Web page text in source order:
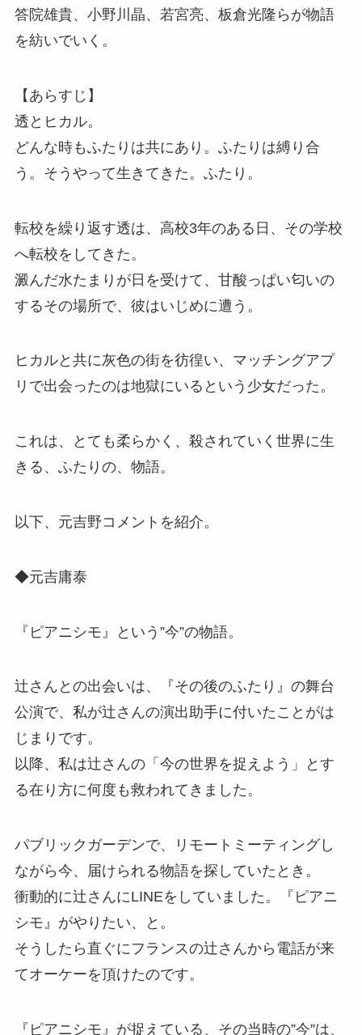
答院雄貴、小野川晶、若宮亮、板倉光隆らが物語
を紡いでいく。
【あらすじ】
透とヒカル。
どんな時もふたりは共にあり。ふたりは縛り合
う。そうやって生きてきた。ふたり。
転校を繰り返す透は、高校3年のある日、その学校
へ転校をしてきた。
澱んだ水たまりが日を受けて、甘酸っぱい匂いの
するその場所で、彼はいじめに遭う。
ヒカルと共に灰色の街を彷徨い、マッチングアプ
リで出会ったのは地獄にいるという少女だった。
これは、とても柔らかく、殺されていく世界に生
きる、ふたりの、物語。
以下、元吉野コメントを紹介。
◆元吉庸泰
『ピアニシモ』という”今”の物語。
辻さんとの出会いは、『その後のふたり』の舞台
公演で、私が辻さんの演出助手に付いたことがは
じまりです。
以降、私は辻さんの「今の世界を捉えよう」とす
る在り方に何度も救われてきました。
パブリックガーデンで、リモートミーティングし
ながら今、届けられる物語を探していたとき。
衝動的に辻さんにLINEをしていました。『ピアニ
シモ』がやりたい、と。
そうしたら直ぐにフランスの辻さんから電話が来
てオーケーを頂けたのです。
『ピアニシモ』が捉えている、その当時の”今”は、